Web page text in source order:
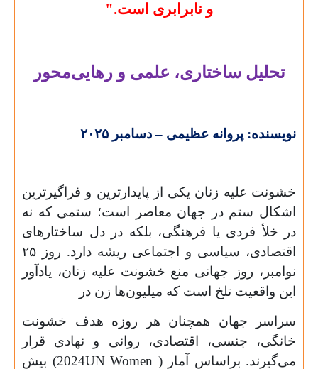
و نابرابری است."
تحلیل ساختاری، علمی و رهایی‌محور
نویسنده: پروانه عظیمی – دسامبر ۲۰۲۵
خشونت علیه زنان یکی از پایدارترین و فراگیرترین
اشکال ستم در جهان معاصر است؛ ستمی که نه
در خلأ فردی یا فرهنگی، بلکه در دل ساختارهای
اقتصادی، سیاسی و اجتماعی ریشه دارد. روز ۲۵
نوامبر، روز جهانی منع خشونت علیه زنان، یادآور
این واقعیت تلخ است که میلیون‌ها زن در
سراسر جهان همچنان هر روزه هدف خشونت
خانگی، جنسی، اقتصادی، روانی و نهادی قرار
می‌گیرند. براساس آمار ( UN Women
2024) بیش